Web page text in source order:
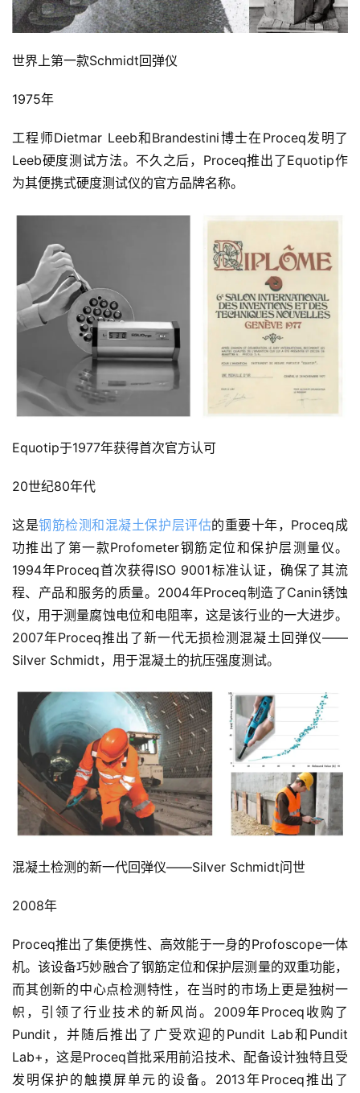
世界上第一款Schmidt回弹仪
1975年
工程师Dietmar Leeb和Brandestini博士在Proceq发明了
Leeb硬度测试方法。不久之后，Proceq推出了Equotip作
为其便携式硬度测试仪的官方品牌名称。
Equotip于1977年获得首次官方认可
20世纪80年代
这是钢筋检测和混凝土保护层评估的重要十年，Proceq成
功推出了第一款Profometer钢筋定位和保护层测量仪。
1994年Proceq首次获得ISO 9001标准认证，确保了其流
程、产品和服务的质量。2004年Proceq制造了Canin锈蚀
仪，用于测量腐蚀电位和电阻率，这是该行业的一大进步。
2007年Proceq推出了新一代无损检测混凝土回弹仪——
Silver Schmidt，用于混凝土的抗压强度测试。
混凝土检测的新一代回弹仪——Silver Schmidt问世
2008年
Proceq推出了集便携性、高效能于一身的Profoscope一体
机。该设备巧妙融合了钢筋定位和保护层测量的双重功能，
而其创新的中心点检测特性，在当时的市场上更是独树一
帜，引领了行业技术的新风尚。2009年Proceq收购了
Pundit，并随后推出了广受欢迎的Pundit Lab和Pundit
Lab+，这是Proceq首批采用前沿技术、配备设计独特且受
发明保护的触摸屏单元的设备。2013年Proceq推出了